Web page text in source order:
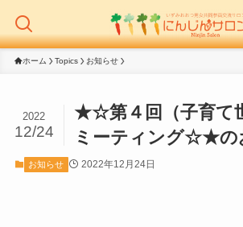
ホーム Topics お知らせ
★☆第４回（子育て
ミーティング☆★の
2022
12/24
お知らせ 2022年12月24日